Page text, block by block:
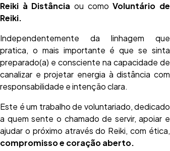
Reiki à Distância ou comoVoluntário de
Reiki.
Independentemente da linhagem que
pratica, o mais importante é que se sinta
preparado(a) e consciente na capacidade de
canalizar e projetar energia à distância com
responsabilidade e intenção clara.
Este é um trabalho de voluntariado, dedicado
a quem sente o chamado de servir, apoiar e
ajudar o próximo através do Reiki, com ética,
compromisso e coração aberto.